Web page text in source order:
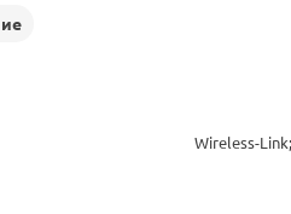
Wireless-